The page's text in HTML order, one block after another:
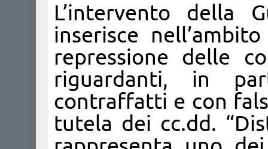
L’intervento della
inserisce
repressione delle
riguardanti, in
contraffatti e con
tutela dei cc.dd.